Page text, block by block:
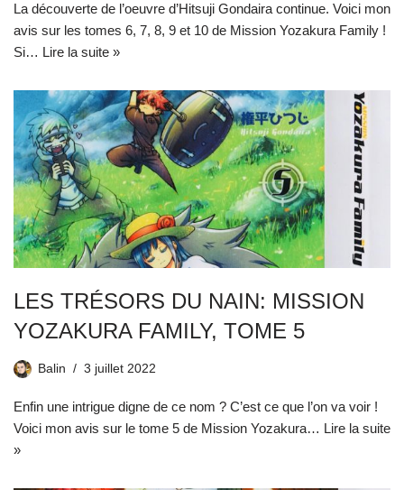
La découverte de l’oeuvre d’Hitsuji Gondaira continue. Voici mon
avis sur les tomes 6, 7, 8, 9 et 10 de Mission Yozakura Family !
Si… Lire la suite »
LES TRÉSORS DU NAIN: MISSION
YOZAKURA FAMILY, TOME 5
Balin 3 juillet 2022
Enfin une intrigue digne de ce nom ? C’est ce que l’on va voir !
Voici mon avis sur le tome 5 de Mission Yozakura… Lire la suite
»